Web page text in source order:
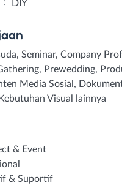
DIY
Seminar, Company
Prewedding,
Media Sosial,
Visual lainnya
& Event
& Suportif